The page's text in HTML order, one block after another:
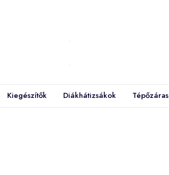
Kiegészítők Diákhátizsákok Tépőzáras